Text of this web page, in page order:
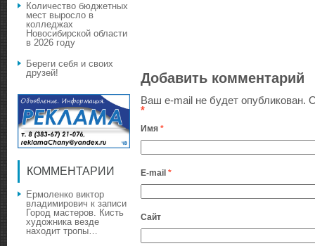
Добавить комментарий
Ваш e-mail не будет опубликован.
*
Имя *
E-mail *
Сайт
Количество бюджетных
мест выросло в
колледжах
Новосибирской области
в 2026 году
Береги себя и своих
друзей!
КОММЕНТАРИИ
Ермоленко виктор
владимирович к записи
Город мастеров. Кисть
художника везде
находит тропы…